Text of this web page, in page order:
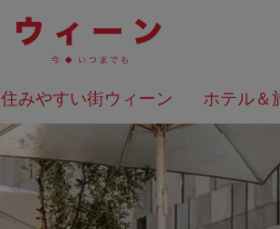
住みやすい街ウィーン ホテル＆
検索結果を地図上に表